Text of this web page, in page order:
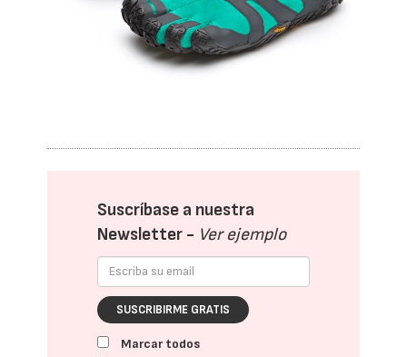
Suscríbase a nuestra
Newsletter - Ver ejemplo
SUSCRIBIRME GRATIS
Marcar todos